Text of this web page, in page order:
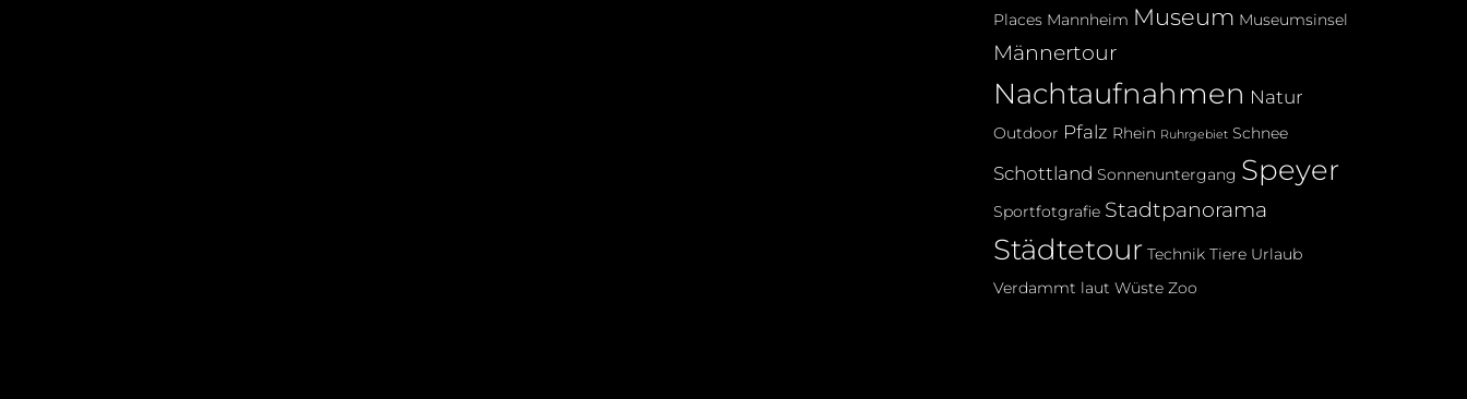
Places Mannheim Museum Museumsinsel
Männertour
Nachtaufnahmen Natur
Outdoor Pfalz Rhein Ruhrgebiet Schnee
Schottland Sonnenuntergang Speyer
Sportfotgrafie Stadtpanorama
Städtetour Technik Tiere Urlaub
Verdammt laut Wüste Zoo